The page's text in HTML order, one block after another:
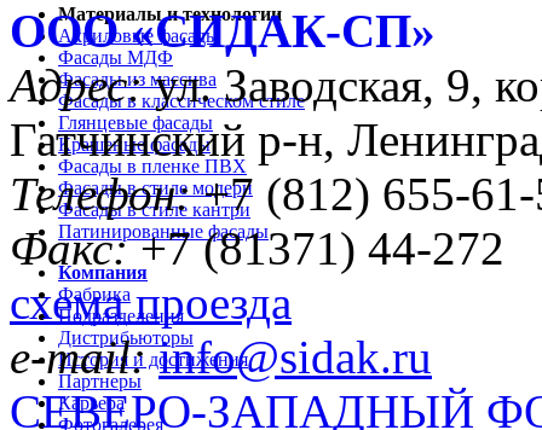
Материалы и технологии
Акриловые фасады
Фасады МДФ
Фасады из массива
Фасады в классическом стиле
Глянцевые фасады
Крашеные фасады
Фасады в пленке ПВХ
Фасады в стиле модерн
Фасады в стиле кантри
Патинированные фасады
Компания
Фабрика
Подразделения
Дистрибьюторы
История и достижения
Партнеры
Карьера
Фотогалерея
ООО «CИДАК-СП»
Адрес:ул. Заводская, 9,
Гатчинский р-н,
Телефон:+7 (812) 655-
Факс:+7 (81371) 44-272
схема проезда
e-mail: info@sidak.ru
СЕВЕРО-ЗАПАДНЫЙ